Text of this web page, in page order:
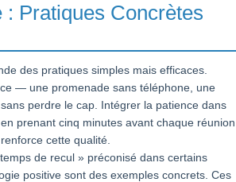
Pratiques Concrètes
des pratiques simples mais efficaces.
— une promenade sans téléphone, une
perdre le cap. Intégrer la patience dans
prenant cinq minutes avant chaque réunion
cette qualité.
de recul » préconisé dans certains
positive sont des exemples concrets. Ces